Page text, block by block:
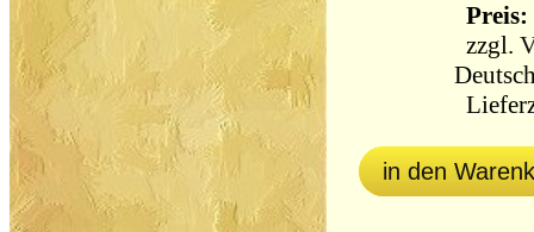
Preis:
zzgl.
in den